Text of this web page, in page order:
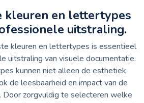
kleuren en lettertypes
uitstraling.
kleuren en lettertypes is essentieel
uitstraling van visuele documentatie.
kunnen niet alleen de esthetiek
de leesbaarheid en impact van de
Door zorgvuldig te selecteren welke